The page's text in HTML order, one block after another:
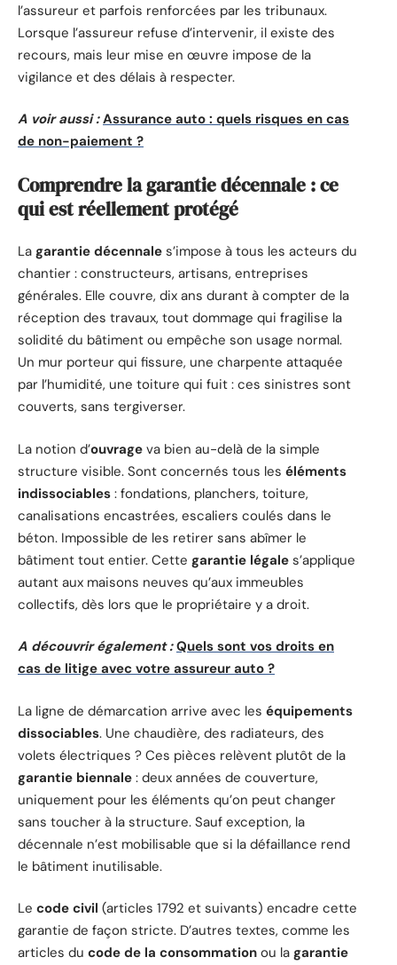
l’assureur et parfois renforcées par les tribunaux.
Lorsque l’assureur refuse d’intervenir, il existe des
recours, mais leur mise en œuvre impose de la
vigilance et des délais à respecter.
A voir aussi : Assurance auto : quels risques en cas
de non-paiement ?
Comprendre la garantie décennale : ce
qui est réellement protégé
La garantie décennale s’impose à tous les acteurs du
chantier : constructeurs, artisans, entreprises
générales. Elle couvre, dix ans durant à compter de la
réception des travaux, tout dommage qui fragilise la
solidité du bâtiment ou empêche son usage normal.
Un mur porteur qui fissure, une charpente attaquée
par l’humidité, une toiture qui fuit : ces sinistres sont
couverts, sans tergiverser.
La notion d’ouvrage va bien au-delà de la simple
structure visible. Sont concernés tous les éléments
indissociables : fondations, planchers, toiture,
canalisations encastrées, escaliers coulés dans le
béton. Impossible de les retirer sans abîmer le
bâtiment tout entier. Cette garantie légale s’applique
autant aux maisons neuves qu’aux immeubles
collectifs, dès lors que le propriétaire y a droit.
A découvrir également : Quels sont vos droits en
cas de litige avec votre assureur auto ?
La ligne de démarcation arrive avec les équipements
dissociables. Une chaudière, des radiateurs, des
volets électriques ? Ces pièces relèvent plutôt de la
garantie biennale : deux années de couverture,
uniquement pour les éléments qu’on peut changer
sans toucher à la structure. Sauf exception, la
décennale n’est mobilisable que si la défaillance rend
le bâtiment inutilisable.
Le code civil (articles 1792 et suivants) encadre cette
garantie de façon stricte. D’autres textes, comme les
articles du code de la consommation ou la garantie